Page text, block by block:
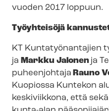
vuoden 2017 loppuun.
Työyhteisöjä
KT Kuntatyönantajien
ja Markku Jalonen ja
puheenjohtaja Rauno
Kuopiossa Kuntekon
keskiviikkona, että